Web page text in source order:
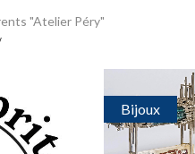
"Atelier Péry"
Bijoux